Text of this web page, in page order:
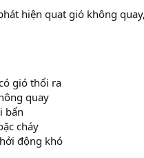
hiện quạt gió không
gió thổi ra
quay
bẩn
cháy
động khó